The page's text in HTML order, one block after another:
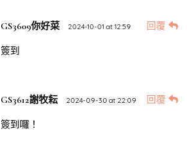
GS3609你好菜 2024-10-01 at 12:59 回覆
簽到
GS3612謝牧耘 2024-09-30 at 22:09 回覆
簽到囉！